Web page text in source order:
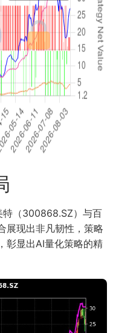
特（300868.SZ）与百
展现出非凡韧性，策略
彰显出AI量化策略的精